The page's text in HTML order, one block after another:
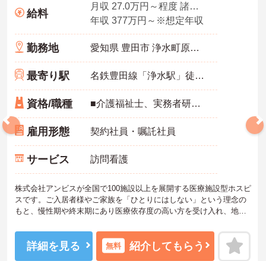
給料
月収 27.0万円～程度 諸手当込・夜勤4回/月想定
年収 377万円～※想定年収
勤務地 愛知県 豊田市 浄水町原山277
最寄り駅 名鉄豊田線「浄水駅」徒歩10分
資格/職種 ■介護福祉士、実務者研修、初任者研修 いずれか ※特養、老健、病院、有老などの実務経験1年以上ある方 ※身体介護の経験年以上ある方、機械浴の使用の経験のある方歓迎
雇用形態 契約社員・嘱託社員
サービス 訪問看護
株式会社アンビスが全国で100施設以上を展開する医療施設型ホスピ
スです。ご入居者様やご家族を「ひとりにはしない」という理念の
もと、慢性期や終末期にあり医療依存度の高い方を受け入れ、地域
護師が24時間常駐しています。急変時の対応や医療行為は看護師が
担当するため、初任者研修や実務者研修の方も食事介助や入浴介助
などの生活を支えるケアに専念できる環境です。多職種で情報を共
詳細を見る 無料 紹介してもらう